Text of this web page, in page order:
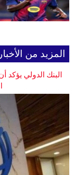
المزيد من الأخبار
البنك الدولي يؤكد